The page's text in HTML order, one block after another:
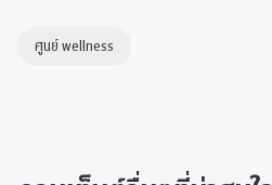
ศูนย์ wellness